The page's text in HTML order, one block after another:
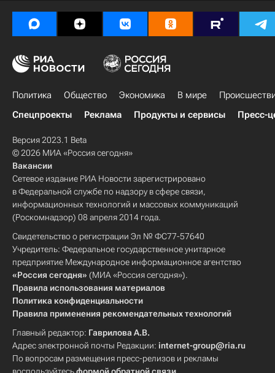
Политика Общество Экономика В мире
Спецпроекты
Реклама Продукты и сервисы Пресс-
Версия 2023.1 Beta
© 2026 МИА «Россия сегодня»
Вакансии
Сетевое издание РИА Новости зарегистрировано
в Федеральной службе по надзору в сфере связи,
информационных технологий и массовых коммуникаций
(Роскомнадзор) 08 апреля 2014 года.
Свидетельство о регистрации Эл № ФС77-57640
Учредитель: Федеральное государственное унитарное
предприятие Международное информационное агентство
«Россия сегодня» (МИА «Россия сегодня»).
Правила использования материалов
Политика конфиденциальности
Правила применения рекомендательных технологий
Главный редактор: Гаврилова А.В.
Адрес электронной почты Редакции: internet-group@ria.ru
По вопросам размещения пресс-релизов и рекламы